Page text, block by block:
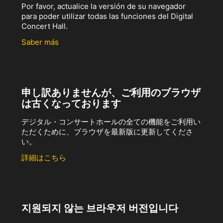
Por favor, actualice la versión de su navegador
para poder utilizar todas las funciones del Digital
Concert Hall.
Saber más
申し訳ありませんが、ご利用のブラウザ
は古くなっております
デジタル・コンサートホールの全ての機能をご利用い
ただくために、ブラウザを最新版に更新してくださ
い。
詳細はこちら
지원되지 않는 브라우저 버전입니다